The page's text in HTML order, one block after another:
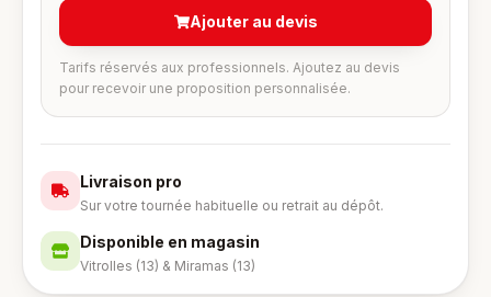
Ajouter au devis
Tarifs réservés aux professionnels. Ajoutez au devis
pour recevoir une proposition personnalisée.
Livraison pro
Sur votre tournée habituelle ou retrait au dépôt.
Disponible en magasin
Vitrolles (13) & Miramas (13)